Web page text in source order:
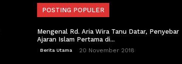
POSTING POPULER
Mengenal Rd. Aria Wira Tanu Datar, Penyebar
Ajaran Islam Pertama di...
Berita Utama 20 November 2018